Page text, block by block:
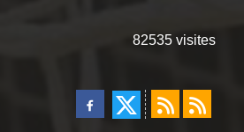
82535 visites